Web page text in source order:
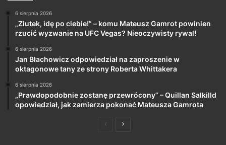
6 sierpnia 2026
„Ziutek, idę po ciebie!” – komu Mateusz Gamrot powinien
rzucić wyzwanie na UFC Vegas? Nieoczywisty rywal!
6 sierpnia 2026
Jan Błachowicz odpowiedział na zaproszenie w
oktagonowe tany ze strony Roberta Whittakera
6 sierpnia 2026
„Prawdopodobnie zostanę przewrócony” – Quillan Salkilld
opowiedział, jak zamierza pokonać Mateusza Gamrota
PoprzedniaNastępna